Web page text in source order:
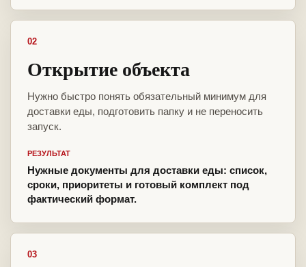
02
Открытие объекта
Нужно быстро понять обязательный минимум для
доставки еды, подготовить папку и не переносить
запуск.
РЕЗУЛЬТАТ
Нужные документы для доставки еды: список,
сроки, приоритеты и готовый комплект под
фактический формат.
03